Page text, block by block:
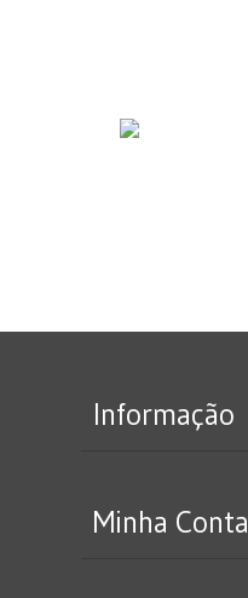
Informação
Minha Conta